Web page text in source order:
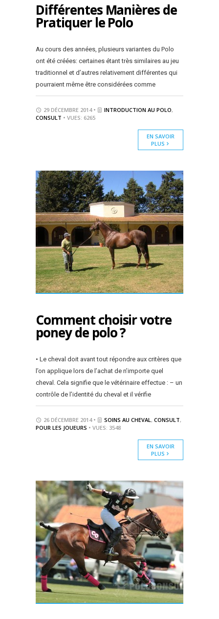
Différentes Manières de
Pratiquer le Polo
Au cours des années, plusieurs variantes du Polo
ont été créées: certaines étant très similaires au jeu
traditionnel et d’autres relativement différentes qui
pourraient même être considérées comme
29 DÉCEMBRE 2014 • INTRODUCTION AU POLO,
CONSULT • VUES: 6265
EN SAVOIR
PLUS
Comment choisir votre
poney de polo ?
• Le cheval doit avant tout répondre aux critères que
l’on applique lors de l’achat de n’importe quel
cheval. Cela signifie que le vétérinaire effectue : – un
contrôle de l’identité du cheval et il vérifie
26 DÉCEMBRE 2014 • SOINS AU CHEVAL , CONSULT,
POUR LES JOUEURS • VUES: 3548
EN SAVOIR
PLUS